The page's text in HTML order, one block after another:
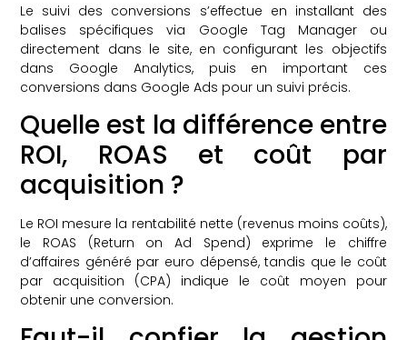
Le suivi des conversions s’effectue en installant des
balises spécifiques via Google Tag Manager ou
directement dans le site, en configurant les objectifs
dans Google Analytics, puis en important ces
conversions dans Google Ads pour un suivi précis.
Quelle est la différence entre
ROI, ROAS et coût par
acquisition ?
Le ROI mesure la rentabilité nette (revenus moins coûts),
le ROAS (Return on Ad Spend) exprime le chiffre
d’affaires généré par euro dépensé, tandis que le coût
par acquisition (CPA) indique le coût moyen pour
obtenir une conversion.